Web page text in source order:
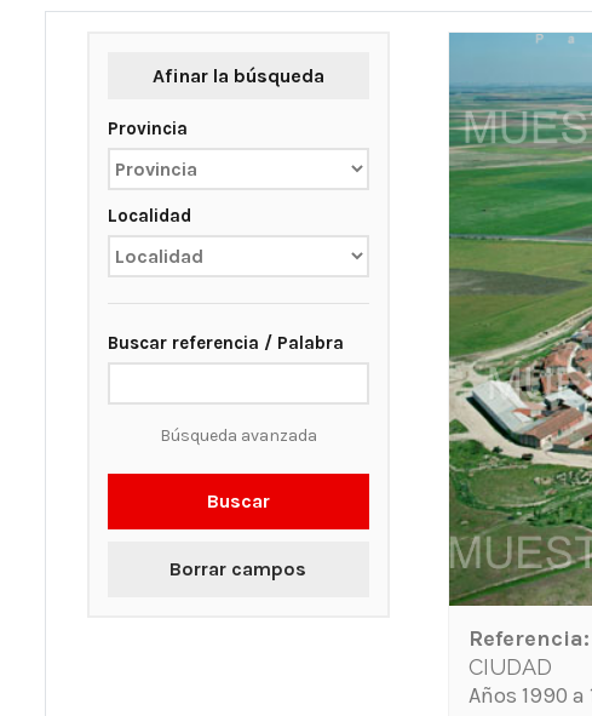
Afinar la búsqueda
Provincia
Localidad
Buscar referencia / Palabra
Búsqueda avanzada
Buscar
Borrar campos
Referencia:
CIUDAD
Años 1990 a